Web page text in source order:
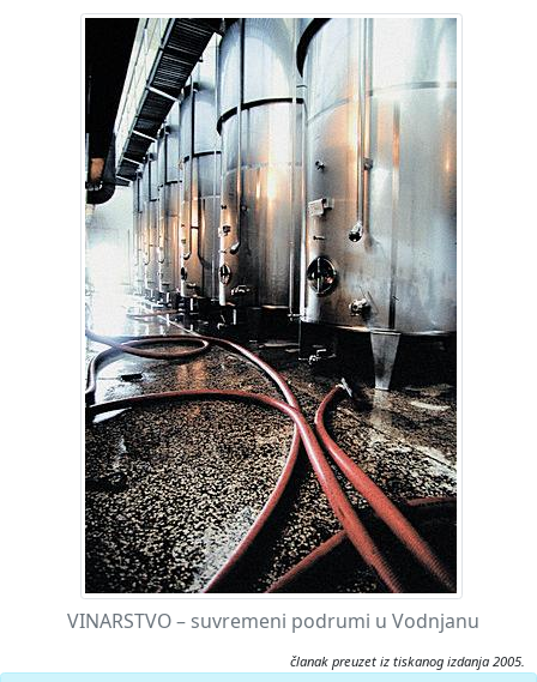
VINARSTVO – suvremeni podrumi u Vodnjanu
članak preuzet iz tiskanog izdanja 2005.